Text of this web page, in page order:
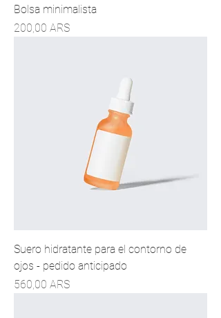
Bolsa minimalista
Precio
200,00 ARS
Suero hidratante para el contorno de
ojos - pedido anticipado
Precio
560,00 ARS